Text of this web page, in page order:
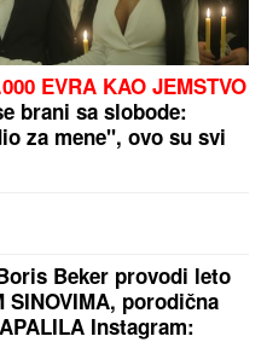
U GRČKOJ!
pevačica se sunča:
baškare (FOTO)